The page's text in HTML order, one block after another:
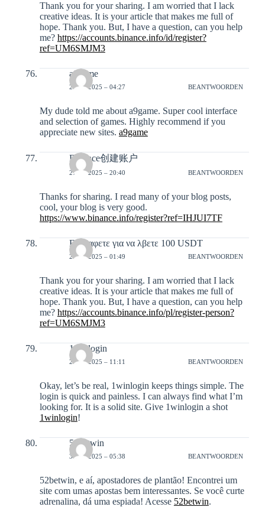
Thank you for your sharing. I am worried that I lack
creative ideas. It is your article that makes me full of
hope. Thank you. But, I have a question, can you help
me? https://accounts.binance.info/id/register?
ref=UM6SMJM3
a9game
26-12-2025 – 04:27 BEANTWOORDEN
My dude told me about a9game. Super cool interface
and selection of games. Highly recommend if you
appreciate new sites. a9game
Binance创建账户
27-12-2025 – 20:40 BEANTWOORDEN
Thanks for sharing. I read many of your blog posts,
cool, your blog is very good.
https://www.binance.info/register?ref=IHJUI7TF
Εγγραφετε για να λβετε 100 USDT
29-12-2025 – 01:49 BEANTWOORDEN
Thank you for your sharing. I am worried that I lack
creative ideas. It is your article that makes me full of
hope. Thank you. But, I have a question, can you help
me? https://accounts.binance.info/pl/register-person?
ref=UM6SMJM3
1winlogin
29-12-2025 – 11:11 BEANTWOORDEN
Okay, let’s be real, 1winlogin keeps things simple. The
login is quick and painless. I can always find what I’m
looking for. It is a solid site. Give 1winlogin a shot
1winlogin!
52betwin
31-12-2025 – 05:38 BEANTWOORDEN
52betwin, e aí, apostadores de plantão! Encontrei um
site com umas apostas bem interessantes. Se você curte
adrenalina, dá uma espiada! Acesse 52betwin.